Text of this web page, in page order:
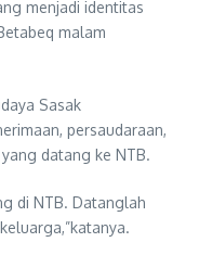
menjadi identitas
malam
Sasak
persaudaraan,
datang ke NTB.
di NTB. Datanglah